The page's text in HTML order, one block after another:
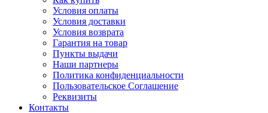
Условия оплаты
Условия доставки
Условия возврата
Гарантия на товар
Пункты выдачи
Наши партнеры
Политика конфиденциальности
Пользовательское Соглашение
Реквизиты
Контакты